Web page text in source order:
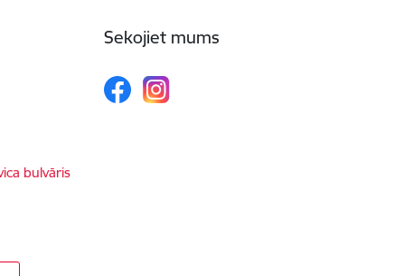
bulvāris
Sekojiet mums